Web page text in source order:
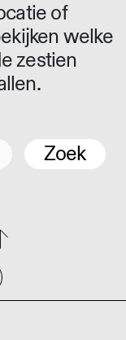
of
welke
zestien
Zoek